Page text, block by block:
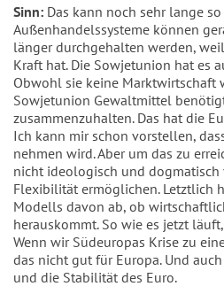
Sinn: Das kann noch sehr lange
Außenhandelssysteme können
länger durchgehalten werden,
Kraft hat. Die Sowjetunion hat es
Obwohl sie keine Marktwirtschaft
Sowjetunion Gewaltmittel
zusammenzuhalten. Das hat die
Ich kann mir schon vorstellen,
nehmen wird. Aber um das zu
nicht ideologisch und dogmatisch
Flexibilität ermöglichen. Letztlich
Modells davon ab, ob
herauskommt. So wie es jetzt
Wenn wir Südeuropas Krise zu
das nicht gut für Europa. Und
und die Stabilität des Euro.